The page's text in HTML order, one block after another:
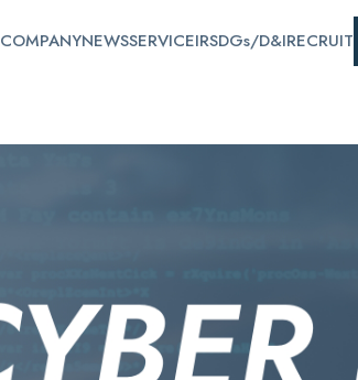
COMPANYNEWSSERVICEIRSDGs/D&IRECRUIT